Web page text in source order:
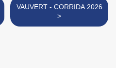
VAUVERT - CORRIDA 2026
>